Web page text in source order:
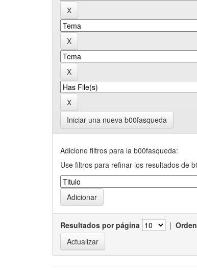
Iniciar una nueva b00fasqueda
Adicione filtros para la b00fasqueda:
Use filtros para refinar los resultados de
Resultados por página |